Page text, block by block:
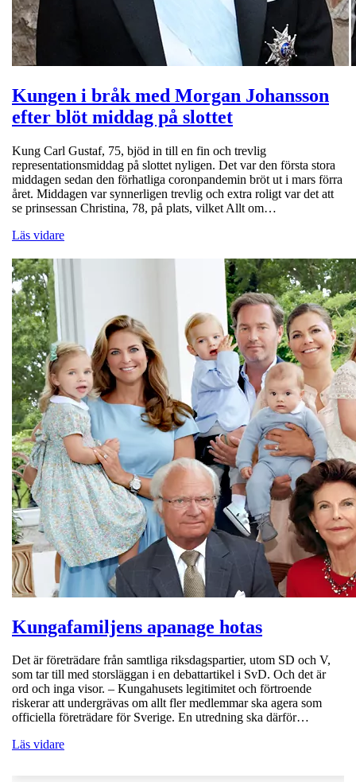
Kungen i bråk med Morgan Johansson
efter blöt middag på slottet
Kung Carl Gustaf, 75, bjöd in till en fin och trevlig
representationsmiddag på slottet nyligen. Det var den första stora
middagen sedan den förhatliga coronpandemin bröt ut i mars förra
året. Middagen var synnerligen trevlig och extra roligt var det att
se prinsessan Christina, 78, på plats, vilket Allt om…
Läs vidare
Kungafamiljens apanage hotas
Det är företrädare från samtliga riksdagspartier, utom SD och V,
som tar till med storsläggan i en debattartikel i SvD. Och det är
ord och inga visor. – Kungahusets legitimitet och förtroende
riskerar att undergrävas om allt fler medlemmar ska agera som
officiella företrädare för Sverige. En utredning ska därför…
Läs vidare